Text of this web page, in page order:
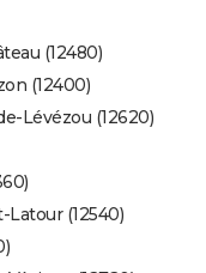
(12480)
(12400)
Lévézou (12620)
(12540)